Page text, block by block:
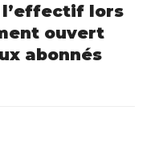
lors
ouvert
abonnés